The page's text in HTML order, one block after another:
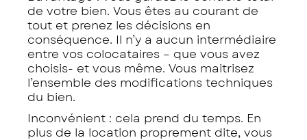
de votre bien. Vous êtes au courant de
tout et prenez les décisions en
conséquence. Il n’y a aucun intermédiaire
entre vos colocataires – que vous avez
choisis- et vous même. Vous maitrisez
l’ensemble des modifications techniques
du bien.
Inconvénient : cela prend du temps. En
plus de la location proprement dite, vous